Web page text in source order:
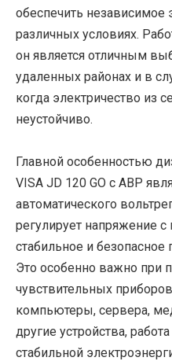
обеспечить независимое
различных условиях.
он является отличным
удаленных районах и в
когда электричество из
неустойчиво.
Главной особенностью
VISA JD 120 GO с АВР
автоматического
регулирует напряжение с
стабильное и безопасное
Это особенно важно при
чувствительных
компьютеры, сервера,
другие устройства,
стабильной